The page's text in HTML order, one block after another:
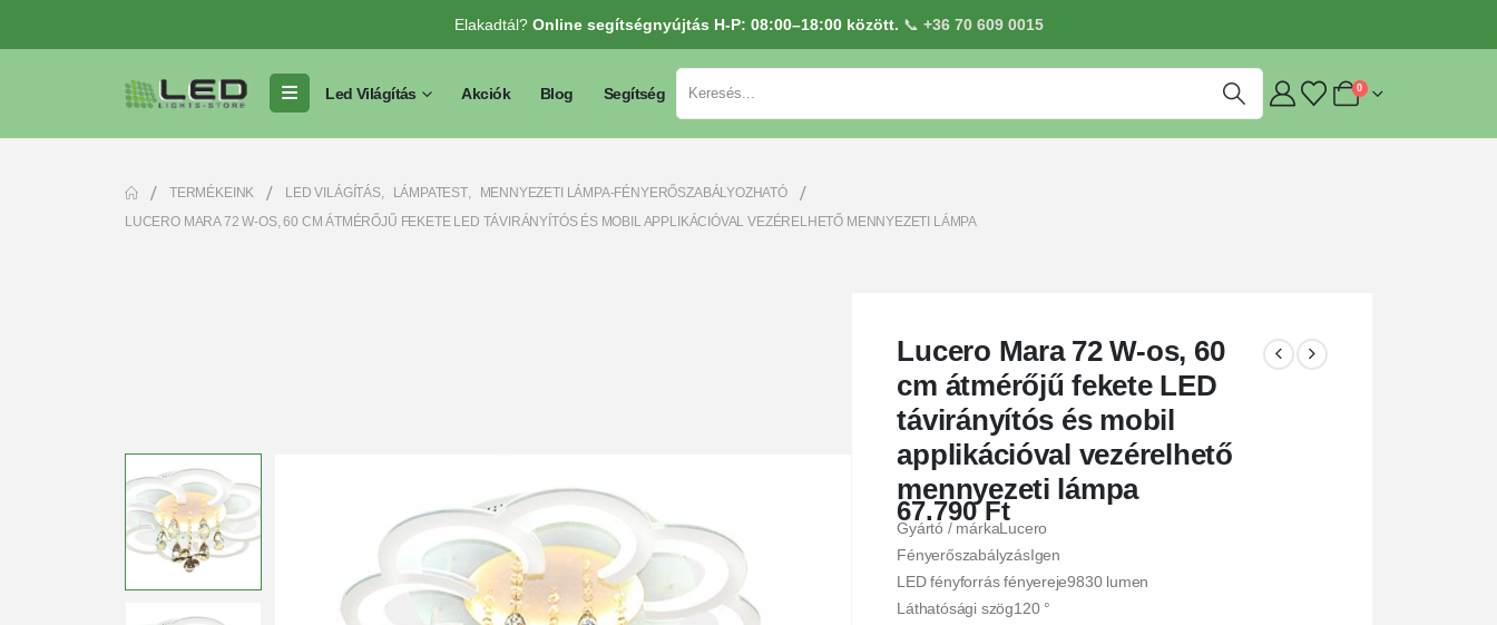
Elakadtál? Online segítségnyújtás H-P: 08:00–18:00 között. 📞 +36 70 609 0015
Led Világítás Akciók Blog Segítség 0
TERMÉKEINK LED VILÁGÍTÁS, LÁMPATEST,
MENNYEZETI LÁMPA-FÉNYERŐSZABÁLYOZHATÓ
LUCERO MARA 72 W-OS, 60 CM ÁTMÉRŐJŰ FEKETE LED TÁVIRÁNYÍTÓS ÉS MOBIL APPLIKÁCIÓVAL VEZÉRELHETŐ MENNYEZETI LÁMPA
Lucero Mara 72 W-os, 60
cm átmérőjű fekete LED
távirányítós és mobil
applikációval vezérelhető
mennyezeti lámpa
67.790Ft
Gyártó / márkaLucero
FényerőszabályzásIgen
LED fényforrás fényereje9830 lumen
Láthatósági szög120 °